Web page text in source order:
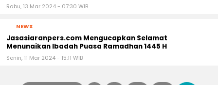
Rabu, 13 Mar 2024 - 07:30 WIB
NEWS
Jasasiaranpers.com Mengucapkan Selamat
Menunaikan Ibadah Puasa Ramadhan 1445 H
Senin, 11 Mar 2024 - 15:11 WIB